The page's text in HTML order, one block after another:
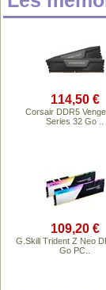
114,50 €
Corsair DDR5
Series 32 Go ..
109,20 €
G.Skill Trident Z Neo
Go PC..